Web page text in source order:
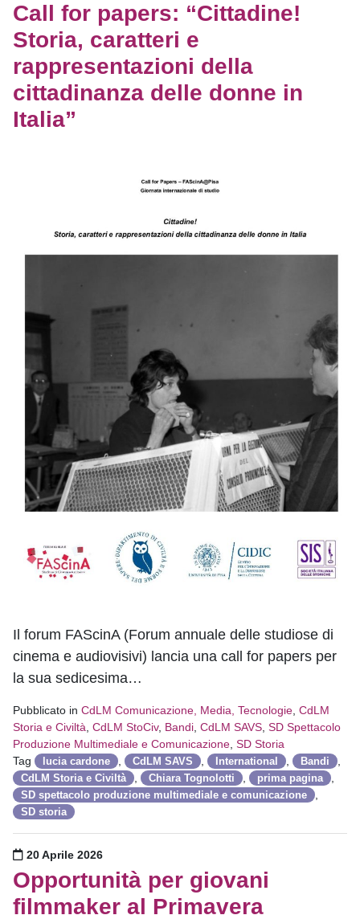
Call for papers: “Cittadine!
Storia, caratteri e
rappresentazioni della
cittadinanza delle donne in
Italia”
Il forum FAScinA (Forum annuale delle studiose di
cinema e audiovisivi) lancia una call for papers per
la sua sedicesima…
Pubblicato in CdLM Comunicazione, Media, Tecnologie, CdLM
Storia e Civiltà, CdLM StoCiv, Bandi, CdLM SAVS, SD Spettacolo
Produzione Multimediale e Comunicazione, SD Storia
Tag
lucia cardone , CdLM SAVS , International , Bandi ,
CdLM Storia e Civiltà , Chiara Tognolotti , prima pagina ,
SD spettacolo produzione multimediale e comunicazione ,
SD storia
Pubblicato il
20 Aprile 2026
Opportunità per giovani
filmmaker al Primavera